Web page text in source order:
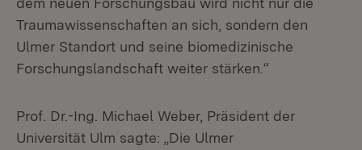
Traumawissenschaften an sich, sondern den
Ulmer Standort und seine biomedizinische
Forschungslandschaft weiter stärken.“
Prof. Dr.-Ing. Michael Weber, Präsident der
Universität Ulm sagte: „Die Ulmer